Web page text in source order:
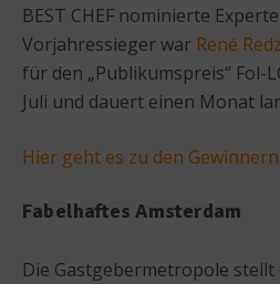
BEST CHEF nominierte
Vorjahressieger war René
für den „Publikumspreis“ Fol-
Juli und dauert einen Monat
Hier geht es zu den
Fabelhaftes Amsterdam
Die Gastgebermetropole